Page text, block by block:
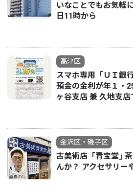
いなことでもお気軽
日11時から
高津区
スマホ専用「ＵＩ銀
預金の金利が年１・
ヶ谷支店 兼 久地支
金沢区・磯子区
古美術店「青宝堂｣
んか？ アクセサリー